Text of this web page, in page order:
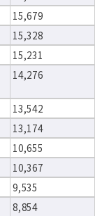
15,679
15,328
15,231
14,276
13,542
13,174
10,655
10,367
9,535
8,854